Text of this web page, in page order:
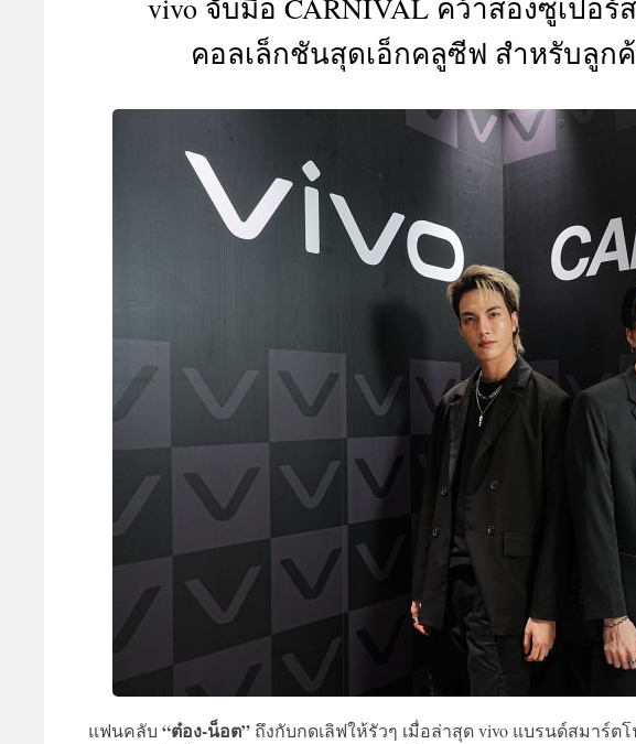
ACTIVITIES
DEAL
vivo จับมือ CARNIVAL คว้าสองซูเปอร์
คอลเล็กชันสุดเอ็กคลูซีฟ สำหรับลูกค้
แฟนคลับ “ต๋อง-น็อต” ถึงกับกดเลิฟให้รัวๆ เมื่อล่าสุด vivo แบรนด์สมาร์